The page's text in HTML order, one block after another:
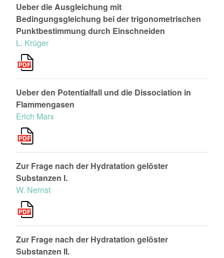
Ueber die Ausgleichung mit
Bedingungsgleichung bei der trigonometrischen
Punktbestimmung durch Einschneiden
L. Krüger
Ueber den Potentialfall und die Dissociation in
Flammengasen
Erich Marx
Zur Frage nach der Hydratation gelöster
Substanzen I.
W. Nernst
Zur Frage nach der Hydratation gelöster
Substanzen II.